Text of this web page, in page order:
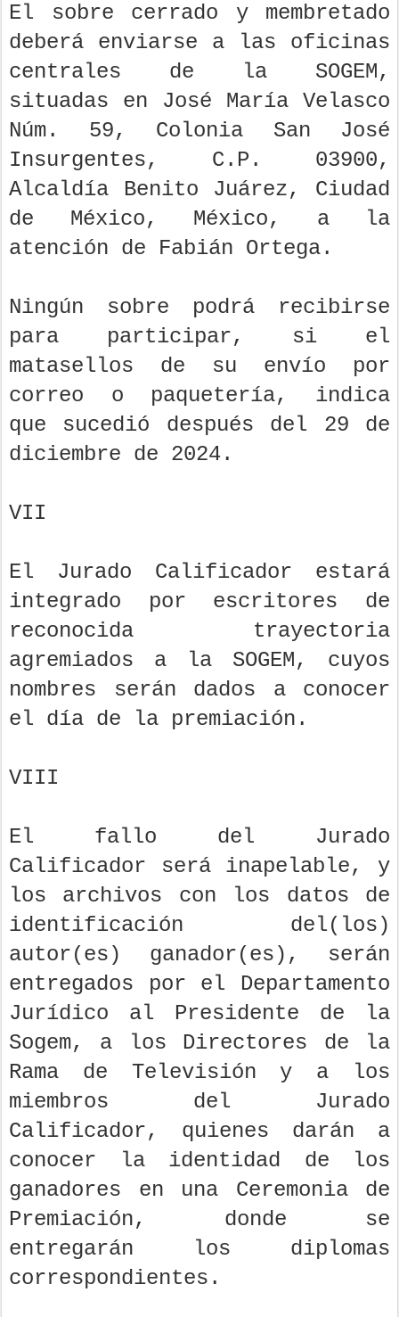
El sobre cerrado y membretado
deberá enviarse a las oficinas
centrales de la SOGEM,
situadas en José María Velasco
Núm. 59, Colonia San José
Insurgentes, C.P. 03900,
Alcaldía Benito Juárez, Ciudad
de México, México, a la
atención de Fabián Ortega.
Ningún sobre podrá recibirse
para participar, si el
matasellos de su envío por
correo o paquetería, indica
que sucedió después del 29 de
diciembre de 2024.
VII
El Jurado Calificador estará
integrado por escritores de
reconocida trayectoria
agremiados a la SOGEM, cuyos
nombres serán dados a conocer
el día de la premiación.
VIII
El fallo del Jurado
Calificador será inapelable, y
los archivos con los datos de
identificación del(los)
autor(es) ganador(es), serán
entregados por el Departamento
Jurídico al Presidente de la
Sogem, a los Directores de la
Rama de Televisión y a los
miembros del Jurado
Calificador, quienes darán a
conocer la identidad de los
ganadores en una Ceremonia de
Premiación, donde se
entregarán los diplomas
correspondientes.